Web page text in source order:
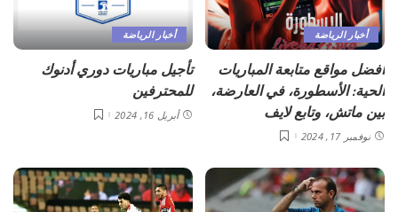
أخبار الرياضة
أفضل مواقع متابعة المباريات
الحية: الأسطورة، في العارضة،
بين ماتش، وتابع لايف
نوفمبر 17, 2024
أخبار الرياضة
تأجيل مباريات دوري أدنوك
للمحترفين
أبريل 16, 2024